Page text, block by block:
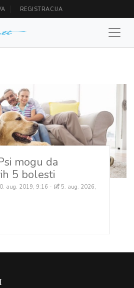
REGISTRACIJA
mogu da
5 bolesti
aug. 2019, 9:16
5. aug. 2026,